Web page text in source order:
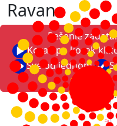
Ravan
Rešenje
Korak po korak
Sve od jednom